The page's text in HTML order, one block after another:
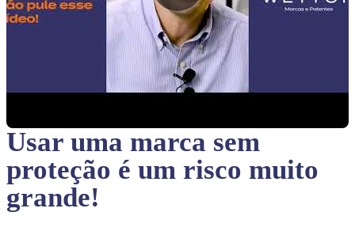
Usar uma marca sem
proteção é um risco muito
grande!